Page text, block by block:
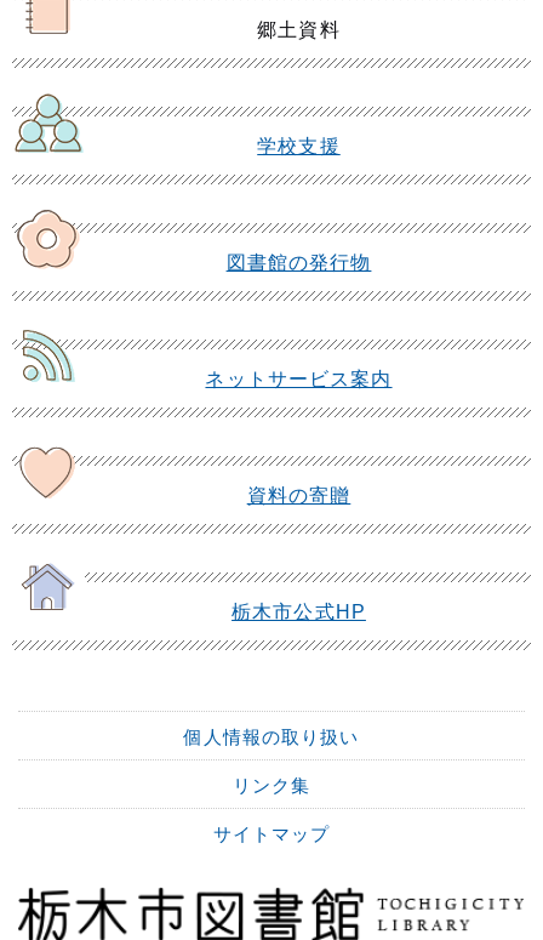
郷土資料
学校支援
図書館の発行物
ネットサービス案内
資料の寄贈
栃木市公式HP
個人情報の取り扱い
リンク集
サイトマップ